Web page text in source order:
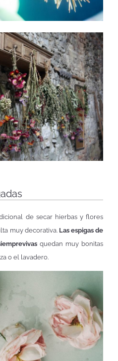
de secar hierbas y flores
muy decorativa. Las espigas de
quedan muy bonitas
o el lavadero.